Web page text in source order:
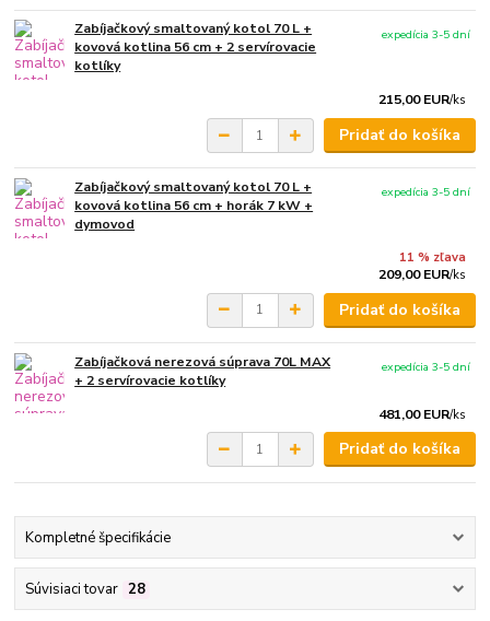
Zabíjačkový smaltovaný kotol 70 L +
kovová kotlina 56 cm + 2 servírovacie
kotlíky
215,00 EUR/ks
expedícia 3-5 dní
Pridať do košíka
Zabíjačkový smaltovaný kotol 70 L +
kovová kotlina 56 cm + horák 7 kW +
dymovod
11 % zľava
209,00 EUR/ks
expedícia 3-5 dní
Pridať do košíka
Zabíjačková nerezová súprava 70L MAX
+ 2 servírovacie kotlíky
481,00 EUR/ks
expedícia 3-5 dní
Pridať do košíka
Kompletné špecifikácie
Súvisiaci tovar 28